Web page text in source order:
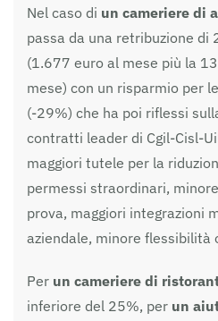
Nel caso di un cameriere di
passa da una retribuzione di
(1.677 euro al mese più la
mese) con un risparmio per
(-29%) che ha poi riflessi
contratti leader di Cgil-Cisl-
maggiori tutele per la
permessi straordinari,
prova, maggiori integrazioni
aziendale, minore flessibilità
Per un cameriere di
inferiore del 25%, per un